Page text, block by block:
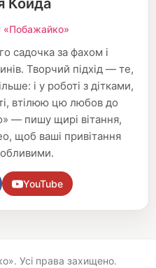
Койда
«Побажайко»
садочка за фахом і
Творчий підхід — те,
і у роботі з дітками,
втілюю цю любов до
— пишу щирі вітання,
щоб ваші привітання
YouTube
Усі права захищено.